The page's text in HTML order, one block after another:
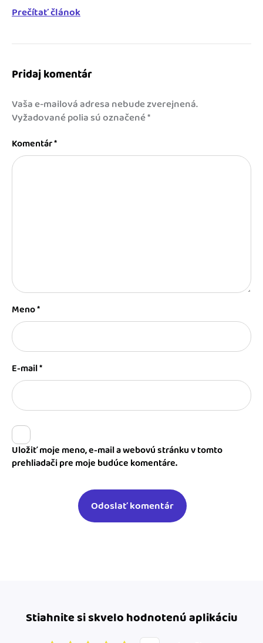
Prečítať článok
Pridaj komentár
Vaša e-mailová adresa nebude zverejnená.
Vyžadované polia sú označené*
Komentár*
Meno*
E-mail*
Uložiť moje meno, e-mail a webovú stránku v tomto
prehliadači pre moje budúce komentáre.
Stiahnite si skvelo hodnotenú aplikáciu